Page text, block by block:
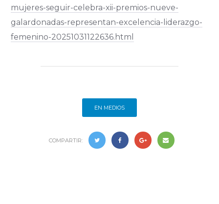
mujeres-seguir-celebra-xii-premios-nueve-
galardonadas-representan-excelencia-liderazgo-
femenino-20251031122636.html
EN MEDIOS
COMPARTIR: